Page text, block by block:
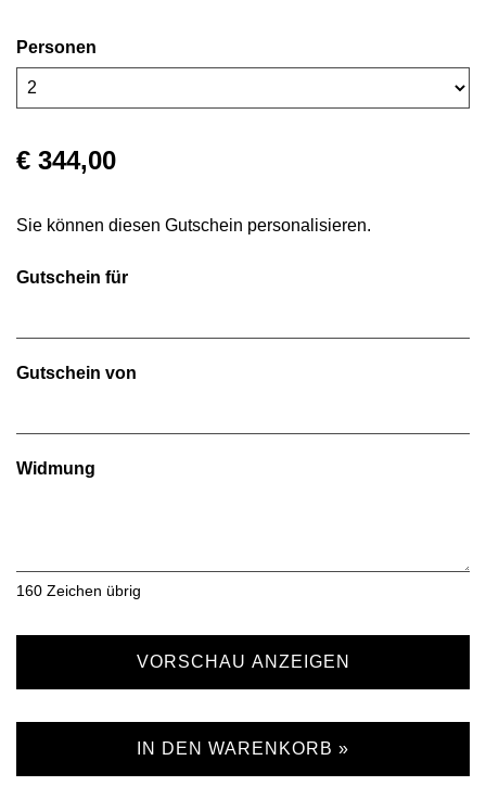
Personen
€ 344,00
Sie können diesen Gutschein personalisieren.
Gutschein für
Gutschein von
Widmung
160 Zeichen übrig
VORSCHAU ANZEIGEN
IN DEN WARENKORB »